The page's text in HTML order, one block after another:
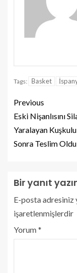
Tags: Basket
Previous
Eski Nişanlısını
Yaralayan
Sonra Teslim Oldu
Bir yanıt
E-posta adresiniz
işaretlenmişlerdir
Yorum*